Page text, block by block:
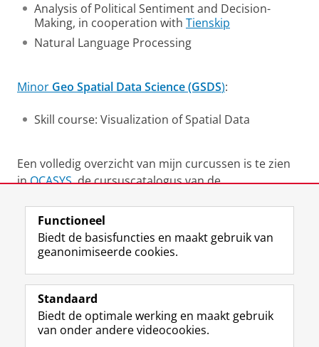
Analysis of Political Sentiment and Decision-
Making, in cooperation with Tienskip
Natural Language Processing
Minor Geo Spatial Data Science (GSDS):
Skill course: Visualization of Spatial Data
Een volledig overzicht van mijn curcussen is te zien
inOCASYS, de cursuscatalogus van de
Laatst gewijzigd: 06 januari 2026 13:18
Volg de RUG
F
a
e
b
L
i
k
e
R
S
-
f
I
n
t
Y
o
T
Studiekiezers
Functioneel
Biedt de basisfuncties en maakt gebruik van
geanonimiseerde cookies.
Standaard
Biedt de optimale werking en maakt gebruik
van onder andere videocookies.